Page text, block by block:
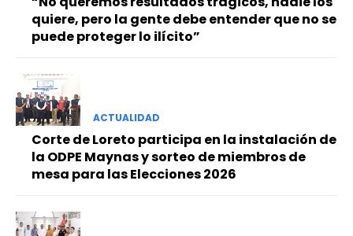
quiere, pero la gente debe entender que no se
puede proteger lo ilícito”
ACTUALIDAD
Corte de Loreto participa en la instalación de
la ODPE Maynas y sorteo de miembros de
mesa para las Elecciones 2026